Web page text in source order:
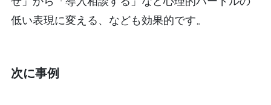
低い表現に変える、なども効果的です。
次に事例